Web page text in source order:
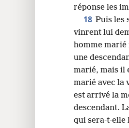
réponse les
18 Puis les
vinrent lui
homme marié
une
marié, mais il
marié avec la
est arrivé la
descendant.
qui sera-t-elle